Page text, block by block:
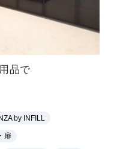
品で
by INFILL
扉